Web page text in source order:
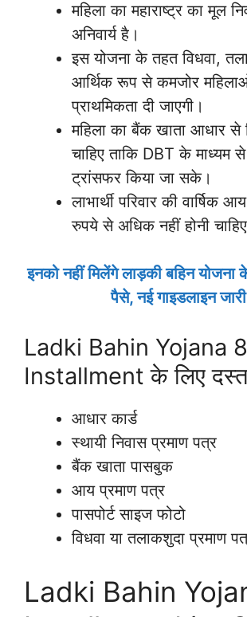
महिला का महाराष्ट्र का मूल
अनिवार्य है।
इस योजना के तहत विधवा,
आर्थिक रूप से कमजोर
प्राथमिकता दी जाएगी।
महिला का बैंक खाता आधार से
चाहिए ताकि DBT के माध्यम
ट्रांसफर किया जा सके।
लाभार्थी परिवार की वार्षिक
रुपये से अधिक नहीं होनी
इनको नहीं मिलेंगे लाड़की बहिन
पैसे, नई गाइडलाइन जारी
Ladki Bahin Yojana
Installment के लिए
आधार कार्ड
स्थायी निवास प्रमाण पत्र
बैंक खाता पासबुक
आय प्रमाण पत्र
पासपोर्ट साइज फोटो
विधवा या तलाकशुदा प्रमाण
Ladki Bahin